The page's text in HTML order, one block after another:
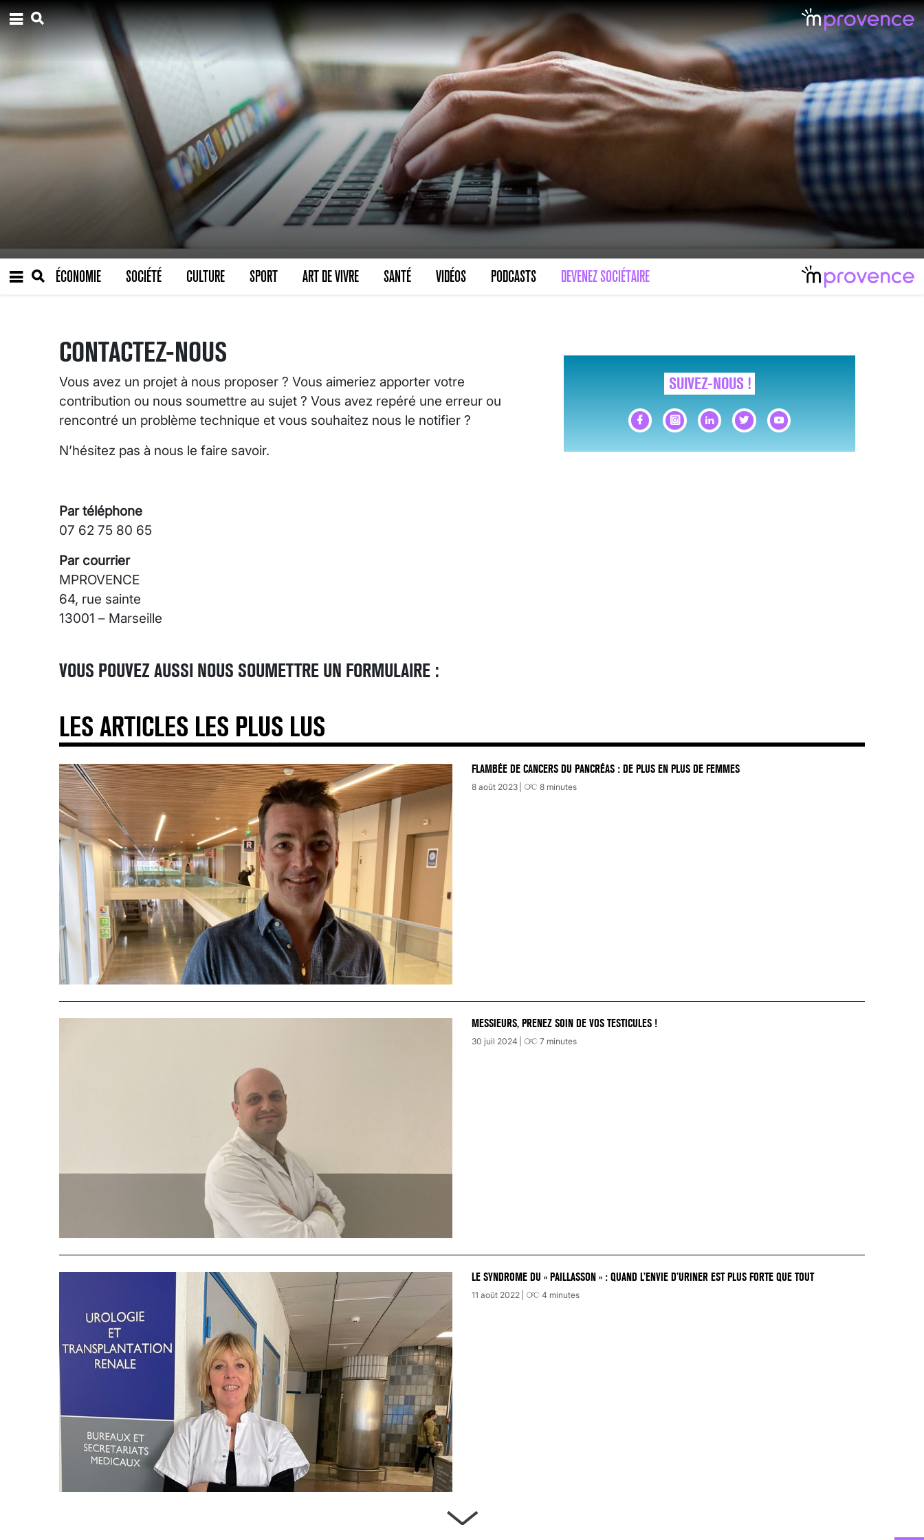
ÉCONOMIE SOCIÉTÉ CULTURE SPORT ART DE VIVRE SANTÉ VIDÉOS PODCASTS DEVENEZ SOCIÉTAIRE
CONTACTEZ-NOUS
Vous avez un projet à nous proposer ? Vous aimeriez apporter votre
contribution ou nous soumettre au sujet ? Vous avez repéré une erreur ou
rencontré un problème technique et vous souhaitez nous le notifier ?
N’hésitez pas à nous le faire savoir.
Par téléphone
07 62 75 80 65
Par courrier
MPROVENCE
64, rue sainte
13001 – Marseille
VOUS POUVEZ AUSSI NOUS SOUMETTRE UN FORMULAIRE :
SUIVEZ-NOUS !
LES ARTICLES LES PLUS LUS
VARICES PELVIENNES : UN REDOUTABLE MAL FÉMININ ENFIN SOIGNÉ !
30 mai 2023 7
SCANNER, IRM, RADIO, ÉCHO : DES IMAGES POUR TOUTES LES MALADIES
18 juil 2022 minutes
FLAMBÉE DE CANCERS DU PANCRÉAS : DE PLUS EN PLUS DE FEMMES
8 août 2023 8 minutes
MESSIEURS, PRENEZ SOIN DE VOS TESTICULES !
30 juil 2024 7 minutes
LE SYNDROME DU « PAILLASSON » : QUAND L’ENVIE D’URINER EST PLUS FORTE QUE TOUT
11 août 2022 4 minutes